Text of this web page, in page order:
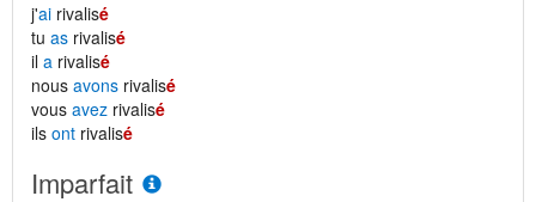
j'ai rivalisé
tu as rivalisé
il a rivalisé
nous avons rivalisé
vous avez rivalisé
ils ont rivalisé
Imparfait